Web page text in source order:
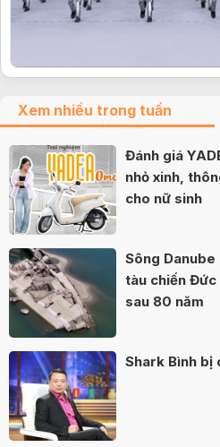
Xem nhiều trong tuần
Đánh giá
nhỏ xinh,
cho nữ sinh
Sông
tàu chiến Đức
sau 80 năm
Shark Bình bị